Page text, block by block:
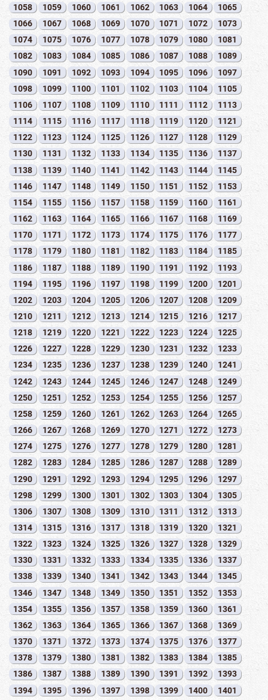
1058
1059 1060 1061 1062 1063 1064
1065
1066
1067 1068 1069 1070 1071 1072
1073
1074
1075 1076 1077 1078 1079 1080
1081
1082
1083 1084 1085 1086 1087 1088
1089
1090
1091 1092 1093 1094 1095 1096
1097
1098
1099 1100 1101 1102 1103 1104
1105
1106
1107 1108 1109 1110 1111 1112
1113
1114
1115 1116 1117 1118 1119 1120
1121
1122
1123 1124 1125 1126 1127 1128
1129
1130
1131 1132 1133 1134 1135 1136
1137
1138
1139 1140 1141 1142 1143 1144
1145
1146
1147 1148 1149 1150 1151 1152
1153
1154
1155 1156 1157 1158 1159 1160
1161
1162
1163 1164 1165 1166 1167 1168
1169
1170
1171 1172 1173 1174 1175 1176
1177
1178
1179 1180 1181 1182 1183 1184
1185
1186
1187 1188 1189 1190 1191 1192
1193
1194
1195 1196 1197 1198 1199 1200
1201
1202
1203 1204 1205 1206 1207 1208
1209
1210
1211 1212 1213 1214 1215 1216
1217
1218
1219 1220 1221 1222 1223 1224
1225
1226
1227 1228 1229 1230 1231 1232
1233
1234
1235 1236 1237 1238 1239 1240
1241
1242
1243 1244 1245 1246 1247 1248
1249
1250
1251 1252 1253 1254 1255 1256
1257
1258
1259 1260 1261 1262 1263 1264
1265
1266
1267 1268 1269 1270 1271 1272
1273
1274
1275 1276 1277 1278 1279 1280
1281
1282
1283 1284 1285 1286 1287 1288
1289
1290
1291 1292 1293 1294 1295 1296
1297
1298
1299 1300 1301 1302 1303 1304
1305
1306
1307 1308 1309 1310 1311 1312
1313
1314
1315 1316 1317 1318 1319 1320
1321
1322
1323 1324 1325 1326 1327 1328
1329
1330
1331 1332 1333 1334 1335 1336
1337
1338
1339 1340 1341 1342 1343 1344
1345
1346
1347 1348 1349 1350 1351 1352
1353
1354
1355 1356 1357 1358 1359 1360
1361
1362
1363 1364 1365 1366 1367 1368
1369
1370
1371 1372 1373 1374 1375 1376
1377
1378
1379 1380 1381 1382 1383 1384
1385
1386
1387 1388 1389 1390 1391 1392
1393
1394
1395 1396 1397 1398 1399 1400
1401